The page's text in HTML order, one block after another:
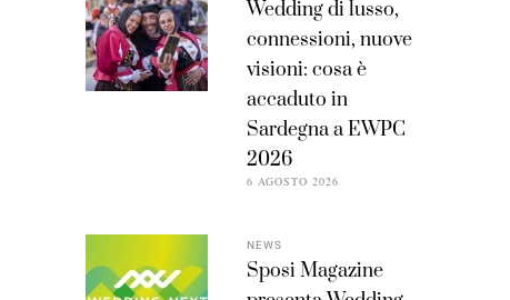
Wedding di lusso,
connessioni, nuove
visioni: cosa è
accaduto in
Sardegna a EWPC
2026
6 AGOSTO 2026
NEWS
Sposi Magazine